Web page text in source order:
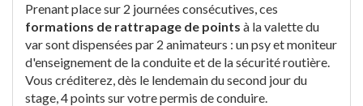
Prenant place sur 2 journées consécutives, ces
formations de rattrapage de points à la valette du
var sont dispensées par 2 animateurs : un psy et moniteur
d'enseignement de la conduite et de la sécurité routière.
Vous créditerez, dès le lendemain du second jour du
stage, 4 points sur votre permis de conduire.